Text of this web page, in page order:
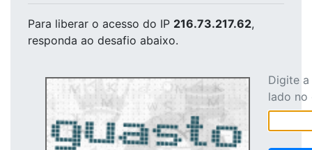
Para liberar o acesso do IP 216.73.217.62,
responda ao desafio abaixo.
Digite
lado no